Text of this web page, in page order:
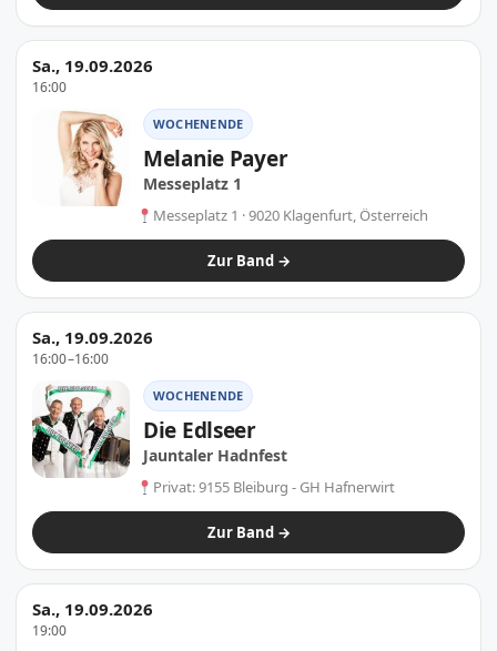
Sa., 19.09.2026
16:00
WOCHENENDE
Melanie Payer
Messeplatz 1
Messeplatz 1 · 9020 Klagenfurt, Österreich
Zur Band →
Sa., 19.09.2026
16:00–16:00
WOCHENENDE
Die Edlseer
Jauntaler Hadnfest
Privat: 9155 Bleiburg - GH Hafnerwirt
Zur Band →
Sa., 19.09.2026
19:00